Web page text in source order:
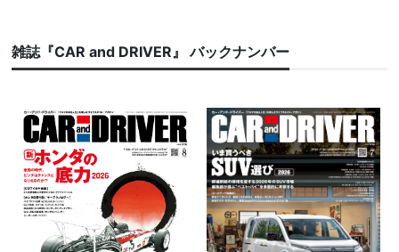
雑誌『CAR and DRIVER』 バックナンバー